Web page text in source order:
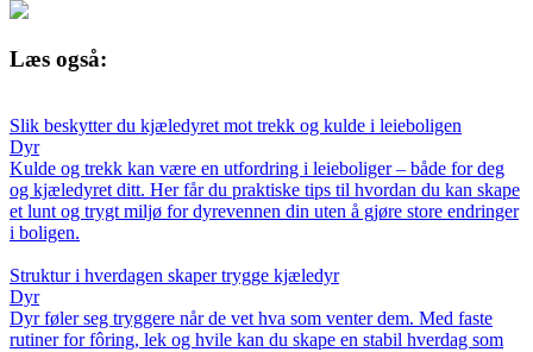
Læs også:
Slik beskytter du kjæledyret mot trekk og kulde i leieboligen
Dyr
Kulde og trekk kan være en utfordring i leieboliger – både for deg
og kjæledyret ditt. Her får du praktiske tips til hvordan du kan skape
et lunt og trygt miljø for dyrevennen din uten å gjøre store endringer
i boligen.
Struktur i hverdagen skaper trygge kjæledyr
Dyr
Dyr føler seg tryggere når de vet hva som venter dem. Med faste
rutiner for fôring, lek og hvile kan du skape en stabil hverdag som